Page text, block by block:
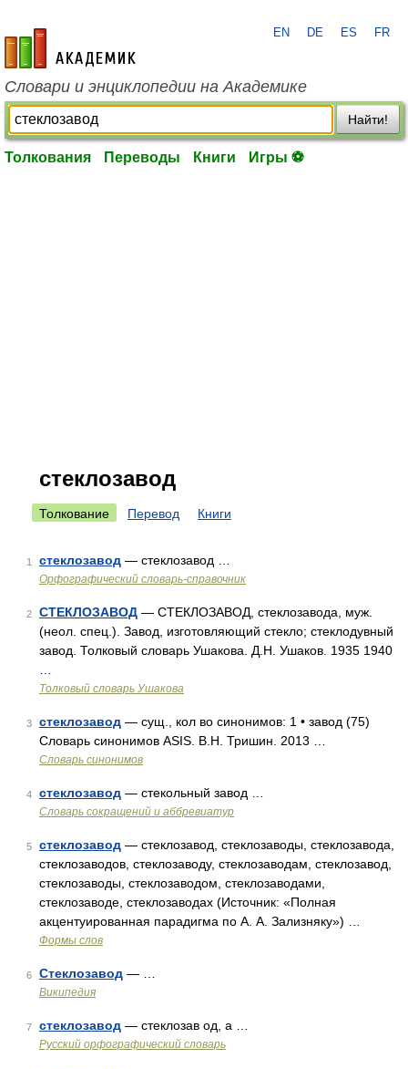
academic.ru
EN DE ES FR
Словари и энциклопедии на Академике
Найти!
Толкования Переводы Книги Игры ⚽
стеклозавод
Толкование Перевод Книги
1 стеклозавод — стеклозавод …
Орфографический словарь-справочник
2 СТЕКЛОЗАВОД — СТЕКЛОЗАВОД, стеклозавода, муж.
(неол. спец.). Завод, изготовляющий стекло; стеклодувный
завод. Толковый словарь Ушакова. Д.Н. Ушаков. 1935 1940
Толковый словарь Ушакова
3 стеклозавод — сущ., кол во синонимов: 1 • завод (75)
Словарь синонимов ASIS. В.Н. Тришин. 2013 …
Словарь синонимов
4 стеклозавод — стекольный завод …
Словарь сокращений и аббревиатур
5 стеклозавод — стеклозавод, стеклозаводы, стеклозавода,
стеклозаводов, стеклозаводу, стеклозаводам, стеклозавод,
стеклозаводы, стеклозаводом, стеклозаводами,
стеклозаводе, стеклозаводах (Источник: «Полная
акцентуированная парадигма по А. А. Зализняку») …
Формы слов
6 Стеклозавод — …
Википедия
7 стеклозавод — стеклозав од, а …
Русский орфографический словарь